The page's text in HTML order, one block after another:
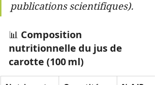
publications scientifiques).
📊 Composition
nutritionnelle du jus de
carotte (100 ml)